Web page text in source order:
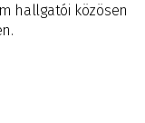
hallgatói közösen